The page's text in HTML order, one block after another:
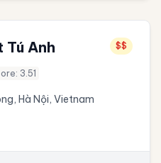
Tú Anh $$
3.51
Hà Nội, Vietnam